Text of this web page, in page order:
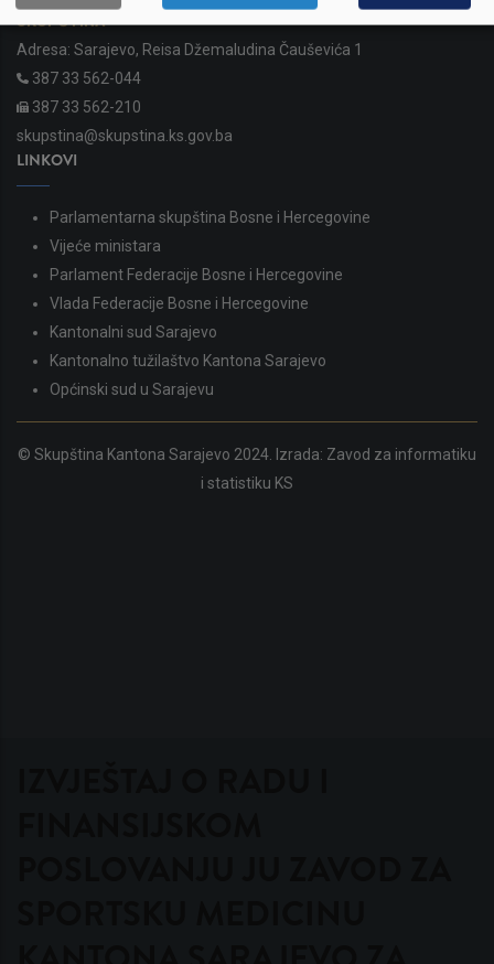
SKUPŠTINA
Adresa: Sarajevo, Reisa Džemaludina Čauševića 1
387 33 562-044
387 33 562-210
skupstina@skupstina.ks.gov.ba
LINKOVI
Parlamentarna skupština Bosne i Hercegovine
Vijeće ministara
Parlament Federacije Bosne i Hercegovine
Vlada Federacije Bosne i Hercegovine
Kantonalni sud Sarajevo
Kantonalno tužilaštvo Kantona Sarajevo
Općinski sud u Sarajevu
© Skupština Kantona Sarajevo 2024. Izrada: Zavod za informatiku
i statistiku KS